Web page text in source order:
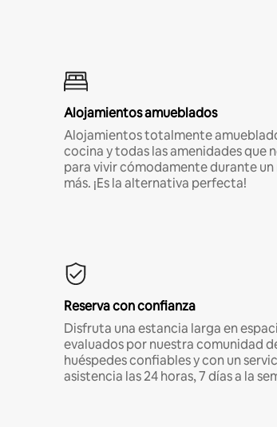
Alojamientos amueblados
Alojamientos totalmente
cocina y todas las amenidades que
para vivir cómodamente durante un
más. ¡Es la alternativa perfecta!
Reserva con confianza
Disfruta una estancia larga en
evaluados por nuestra comunidad
huéspedes confiables y con un
asistencia las 24 horas, 7 días a la